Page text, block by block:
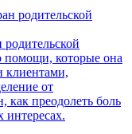
помощи, которые она
клиентами,
от
преодолеть боль
интересах.